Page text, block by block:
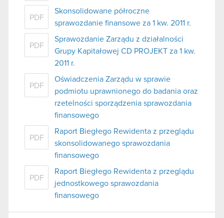
PDF
Skonsolidowane półroczne
sprawozdanie finansowe za 1 kw. 2011 r.
PDF
Sprawozdanie Zarządu z działalności
Grupy Kapitałowej CD PROJEKT za 1 kw.
2011 r.
PDF
Oświadczenia Zarządu w sprawie
podmiotu uprawnionego do badania oraz
rzetelności sporządzenia sprawozdania
finansowego
PDF
Raport Biegłego Rewidenta z przeglądu
skonsolidowanego sprawozdania
finansowego
PDF
Raport Biegłego Rewidenta z przeglądu
jednostkowego sprawozdania
finansowego